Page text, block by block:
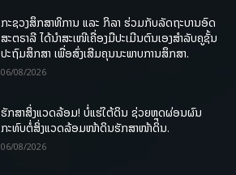
ກະຊວງສຶກສາທິການ ແລະ ກິລາ ຮ່ວມກັບລັດຖະບານອົດ
ສະຕຣາລີ ໄດ້ນຳສະເໜີເຄື່ອງມືປະເມີນຕົນເອງສຳລັບຄູຊັ້ນ
ປະຖົມສຶກສາ ເພື່ອສົ່ງເສີມຄຸນນະພາບການສຶກສາ.
06/08/2026
ຮັກສາສິ່ງແວດລ້ອມ! ບໍ່ແຮ່ໃຕ້ດິນ ຊ່ວຍຫຼຸດຜ່ອນຜົນ
ກະທົບຕໍ່ສິ່ງແວດລ້ອມໜ້າດິນຮັກສາໜ້າດິນ.
06/08/2026